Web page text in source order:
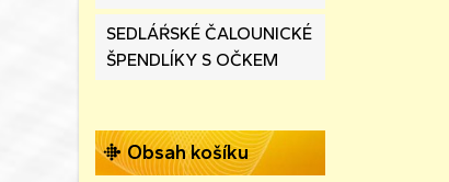
SEDLÁŔSKÉ ČALOUNICKÉ
ŠPENDLÍKY S OČKEM
Obsah košíku